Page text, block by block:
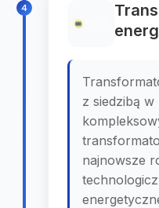
4
z siedzibą
najnowsze